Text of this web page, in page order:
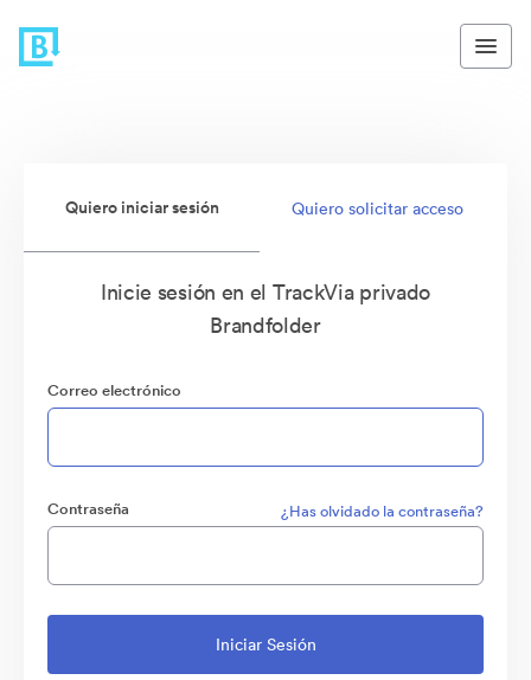
Quiero iniciar sesión Quiero solicitar acceso
Inicie sesión en el TrackVia privado
Brandfolder
Correo electrónico
Contraseña ¿Has olvidado la contraseña?